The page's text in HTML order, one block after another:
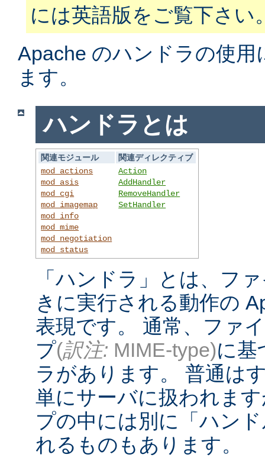
には英語版をご覧下さい
Apache のハンドラの使
ます。
ハンドラとは
関連モジュール
関連ディレクティブ
mod_actions
mod_asis
mod_cgi
mod_imagemap
mod_info
mod_mime
mod_negotiation
mod_status
Action
AddHandler
RemoveHandler
SetHandler
「ハンドラ」とは、フ
きに実行される動作の
表現です。 通常、ファ
プ(訳注: MIME-type)に基
ラがあります。 普通は
単にサーバに扱われま
プの中には別に「ハン
れるものもあります。